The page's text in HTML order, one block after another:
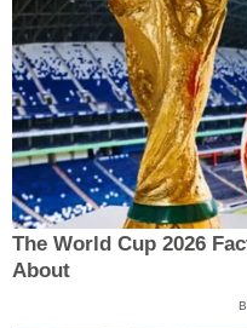
The World Cup 2026
About